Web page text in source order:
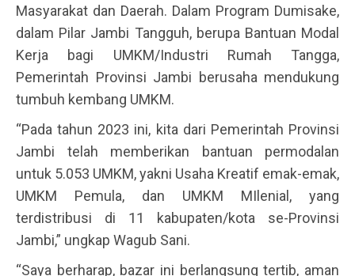
Masyarakat dan Daerah. Dalam Program Dumisake,
dalam Pilar Jambi Tangguh, berupa Bantuan Modal
Kerja bagi UMKM/Industri Rumah Tangga,
Pemerintah Provinsi Jambi berusaha mendukung
tumbuh kembang UMKM.
“Pada tahun 2023 ini, kita dari Pemerintah Provinsi
Jambi telah memberikan bantuan permodalan
untuk 5.053 UMKM, yakni Usaha Kreatif emak-emak,
UMKM Pemula, dan UMKM MIlenial, yang
terdistribusi di 11 kabupaten/kota se-Provinsi
Jambi,” ungkap Wagub Sani.
“Saya berharap, bazar ini berlangsung tertib, aman